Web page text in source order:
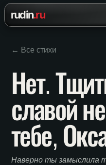
Перейти к содержанию
rudin.ru
← Все стихи
Нет.
славой
тебе,
Наверно ты замыслила